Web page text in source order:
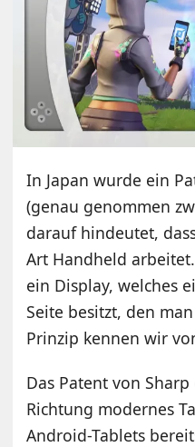
In Japan wurde ein
(genau genommen
darauf hindeutet,
Art Handheld
ein Display, welches
Seite besitzt, den
Prinzip kennen wir
Das Patent von
Richtung modernes
Android-Tablets